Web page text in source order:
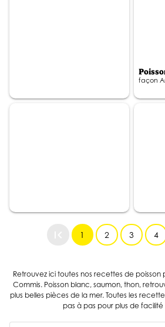
façon
1 2 3 4
Retrouvez ici toutes nos recettes de poisson
Commis. Poisson blanc, saumon, thon,
plus belles pièces de la mer. Toutes les
pas à pas pour plus de facilité